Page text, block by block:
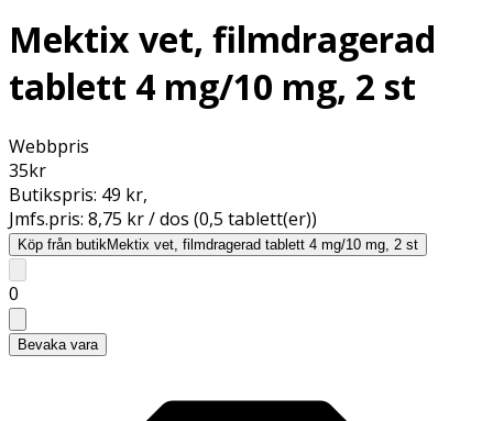
Mektix vet, filmdragerad
tablett 4 mg/10 mg, 2 st
Webbpris
35kr
Butikspris: 49 kr,
Jmfs.pris: 8,75 kr / dos (0,5 tablett(er))
Köp från butikMektix vet, filmdragerad tablett 4 mg/10 mg, 2 st
0
Bevaka vara